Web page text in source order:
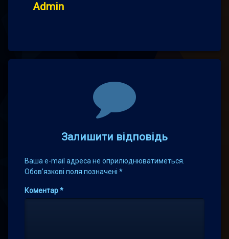
Admin
Залишити відповідь
Ваша e-mail адреса не оприлюднюватиметься.
Обов’язкові поля позначені *
Коментар*